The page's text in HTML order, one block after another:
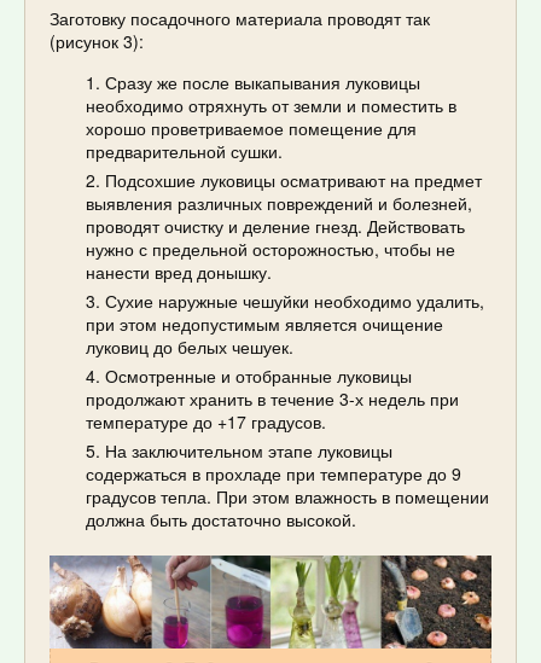
Заготовку посадочного материала проводят так
(рисунок 3):
Сразу же после выкапывания луковицы
необходимо отряхнуть от земли и поместить в
хорошо проветриваемое помещение для
предварительной сушки.
Подсохшие луковицы осматривают на предмет
выявления различных повреждений и болезней,
проводят очистку и деление гнезд. Действовать
нужно с предельной осторожностью, чтобы не
нанести вред донышку.
Сухие наружные чешуйки необходимо удалить,
при этом недопустимым является очищение
луковиц до белых чешуек.
Осмотренные и отобранные луковицы
продолжают хранить в течение 3-х недель при
температуре до +17 градусов.
На заключительном этапе луковицы
содержаться в прохладе при температуре до 9
градусов тепла. При этом влажность в помещении
должна быть достаточно высокой.